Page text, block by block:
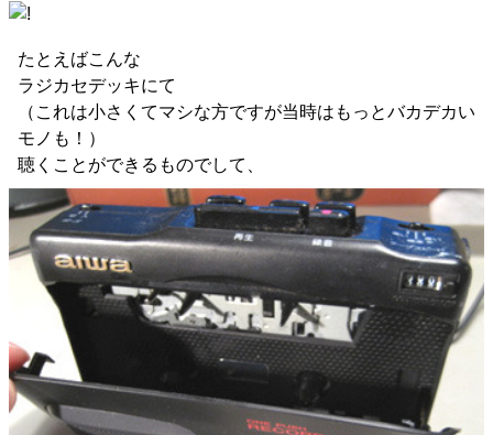
たとえばこんな
ラジカセデッキにて
（これは小さくてマシな方ですが当時はもっとバカデカい
モノも！）
聴くことができるものでして、